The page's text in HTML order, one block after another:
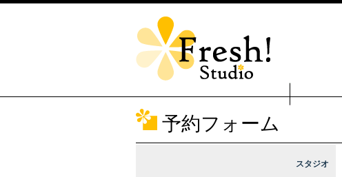
予約フォーム
スタジオ